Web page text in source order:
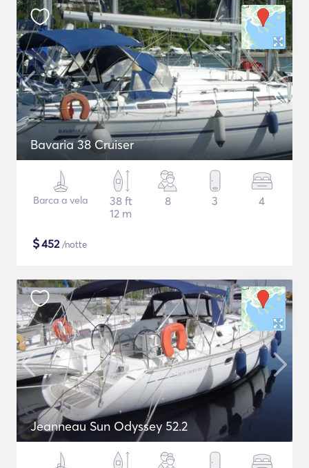
Bavaria 38 Cruiser
Barca a vela
38 ft
12 m
8 3 4
$452/notte
Jeanneau Sun Odyssey 52.2